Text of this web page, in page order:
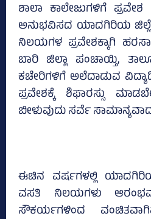
ಶಾಲಾ ಕಾಲೇಜುಗಳಿಗೆ
ಅನುಭವಿಸದ ಯಾದಗಿರಿಯ
ನಿಲಯಗಳ ಪ್ರವೇಶಕ್ಕಾಗಿ
ಬಾರಿ ಜಿಲ್ಲಾ ಪಂಚಾಯ್ತಿ,
ಕಚೇರಿಗಳಿಗೆ ಅಲೆದಾಡುವ
ಪ್ರವೇಶಕ್ಕೆ ಶಿಫಾರಸ್ಸು
ಬೀಳುವುದು ಸರ್ವೆ
ಈಚಿನ ವರ್ಷಗಳಲ್ಲಿ
ವಸತಿ ನಿಲಯಗಳು
ಸೌಕರ್ಯಗಳಿಂದ